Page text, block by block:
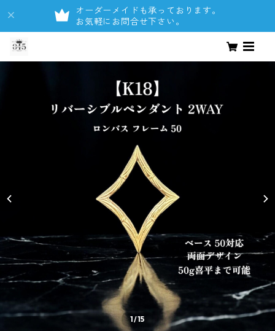
オーダーメイドも承っております。
お気軽にお問合せ下さい。
1/15